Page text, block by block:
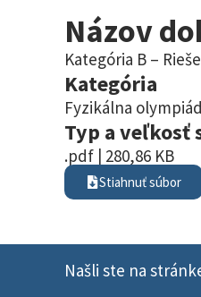
Názov
Kategória B –
Kategória
Fyzikálna
Typ a veľkosť
.pdf | 280,86 KB
Stiahnuť súbor
Našli ste na